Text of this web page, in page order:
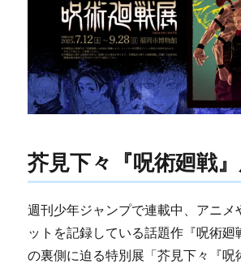
芥見下々『呪術廻戦
週刊少年ジャンプで連載中、アニメ
ットを記録している話題作『呪術廻
の裏側に迫る特別展「芥見下々『呪